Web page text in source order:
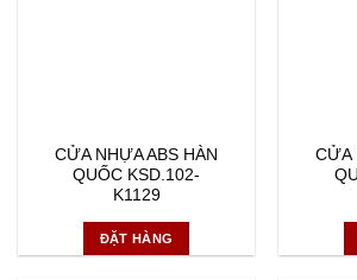
CỬA NHỰA ABS HÀN
QUỐC KSD.102-
K1129
ĐẶT HÀNG
CỬA